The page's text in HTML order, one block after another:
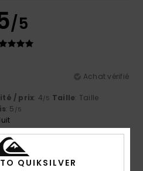
/5
Achat vérifié
/ prix: 4/5 Taille: Taille
: 5 /5
/5
QUIKSILVER